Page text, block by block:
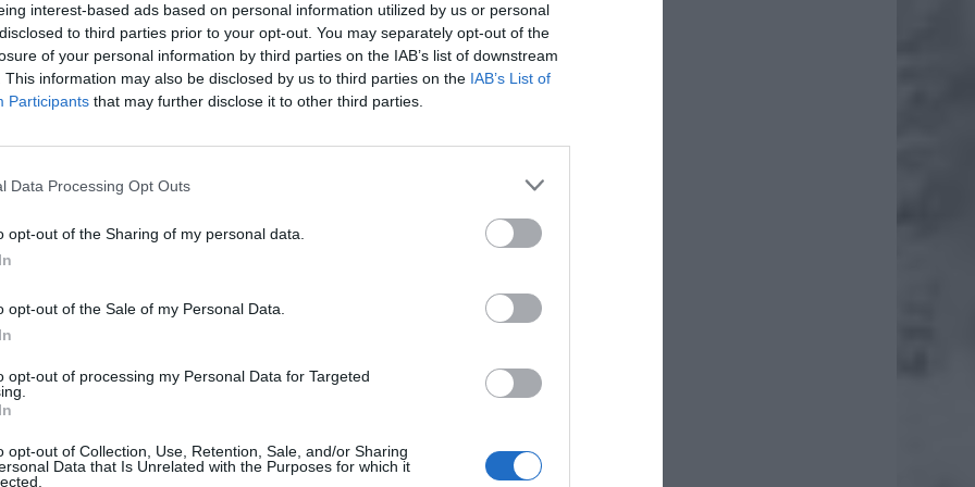
interest-based ads based on personal information utilized by us or personal
to third parties prior to your opt-out. You may separately opt-out of the
of your personal information by third parties on the IAB’s list of downstream
This information may also be disclosed by us to third parties on the IAB’s List of
Participants that may further disclose it to other third parties.
Data Processing Opt Outs
opt-out of the Sharing of my personal data.
opt-out of the Sale of my Personal Data.
opt-out of processing my Personal Data for Targeted
opt-out of Collection, Use, Retention, Sale, and/or Sharing
Data that Is Unrelated with the Purposes for which it
Fot. Warszawa w Pigułce
zabezpieczyło lądowanie i maszyna bezpiecznie wylądowała.